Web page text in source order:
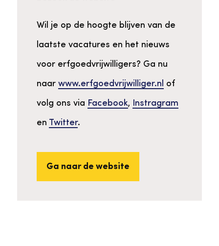
Wil je op de hoogte blijven van de
laatste vacatures en het nieuws
voor erfgoedvrijwilligers? Ga nu
naar www.erfgoedvrijwilliger.nl of
volg ons via Facebook, Instragram
en Twitter.
Ga naar de website